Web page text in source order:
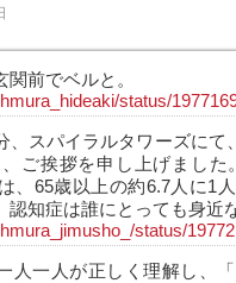
前でベルと。
status/
、スパイラルタワーズにて
ご挨拶を申し上げました
、65歳以上の約6.7人に1
認知症は誰にとっても身近
status/
人一人が正しく理解し、